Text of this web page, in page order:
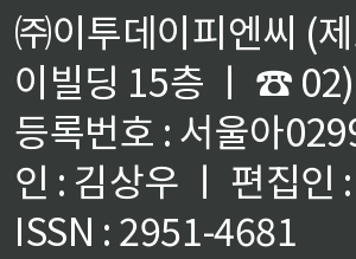
㈜이투데이피엔씨 (
이빌딩 15층 ㅣ ☎
등록번호 : 서울아
인 : 김상우 ㅣ 편집인
ISSN : 2951-4681